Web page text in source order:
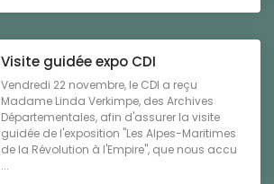
Visite guidée expo CDI
Vendredi 22 novembre, le CDI a reçu
Madame Linda Verkimpe, des Archives
Départementales, afin d'assurer la visite
guidée de l'exposition "Les Alpes-Maritimes
de la Révolution à l'Empire", que nous accu
...